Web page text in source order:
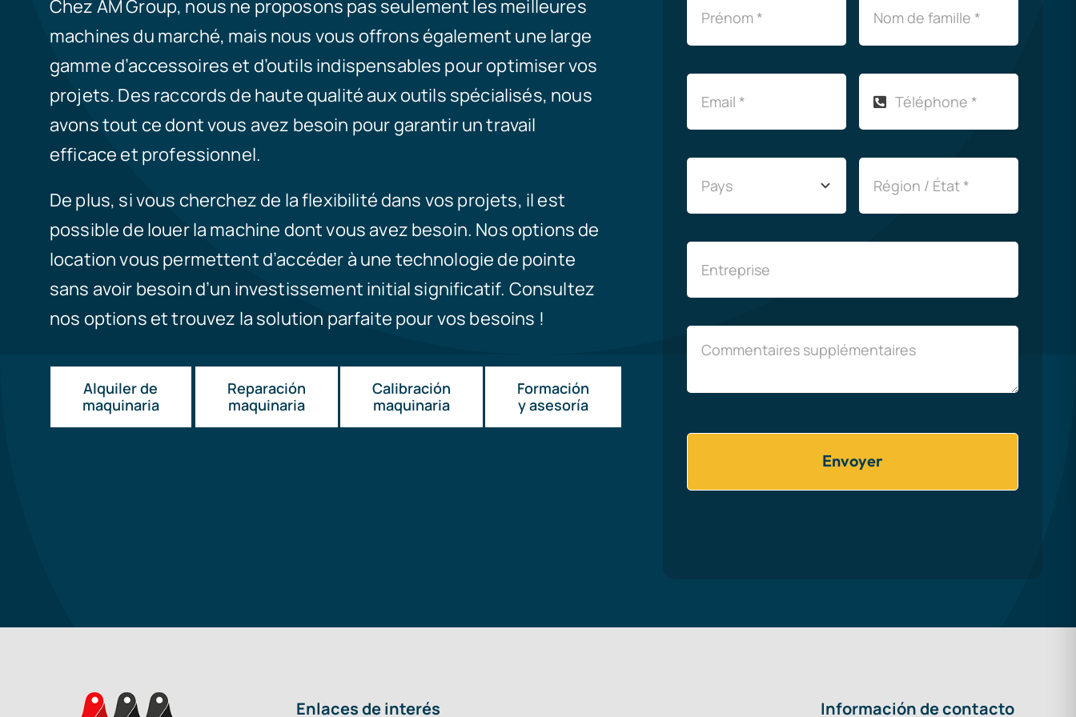
Chez AM Group, nous ne proposons pas seulement les meilleures
machines du marché, mais nous vous offrons également une large
gamme d’accessoires et d’outils indispensables pour optimiser vos
projets. Des raccords de haute qualité aux outils spécialisés, nous
avons tout ce dont vous avez besoin pour garantir un travail
efficace et professionnel.
De plus, si vous cherchez de la flexibilité dans vos projets, il est
possible de louer la machine dont vous avez besoin. Nos options de
location vous permettent d’accéder à une technologie de pointe
sans avoir besoin d’un investissement initial significatif. Consultez
nos options et trouvez la solution parfaite pour vos besoins !
Alquiler de
maquinaria
Reparación
maquinaria
Calibración
maquinaria
Formación
y asesoría
Envoyer
Enlaces de interés Información de contacto